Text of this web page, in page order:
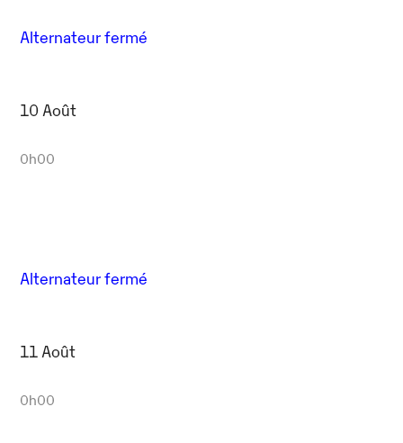
Alternateur fermé
10 Août
0h00
Alternateur fermé
11 Août
0h00